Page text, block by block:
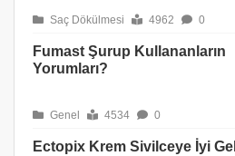
Saç Dökülmesi 4962 0
Fumast Şurup Kullananların
Yorumları?
Genel 4534 0
Ectopix Krem Sivilceye İyi